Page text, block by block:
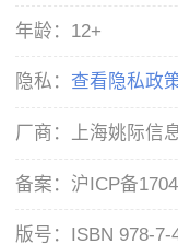
年龄： 12+
隐私： 查看隐私政
厂商： 上海姚际信
备案： 沪ICP备
版号： ISBN 978-